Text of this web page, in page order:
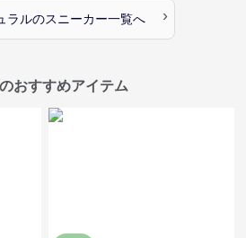
ラルのスニーカー一覧へ ›
おすすめアイテム